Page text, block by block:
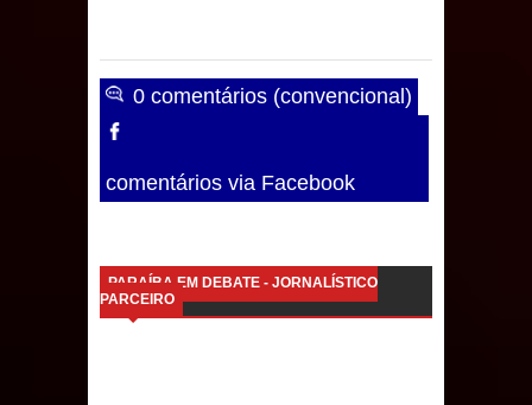
0 comentários (convencional)
comentários via Facebook
PARAÍBA EM DEBATE - JORNALÍSTICO
PARCEIRO